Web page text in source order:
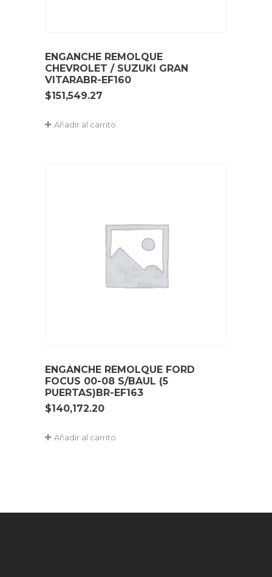
ENGANCHE REMOLQUE
CHEVROLET / SUZUKI GRAN
VITARABR-EF160
$151,549.27
Añadir al carrito
ENGANCHE REMOLQUE FORD
FOCUS 00-08 S/BAUL (5
PUERTAS)BR-EF163
$140,172.20
Añadir al carrito